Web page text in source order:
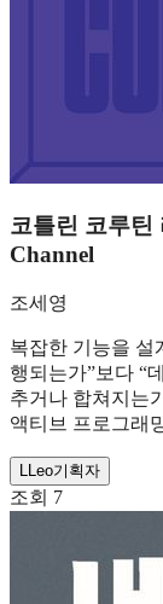
코틀린 코루틴
Channel
조세영
복잡한 기능을 설
행되는가”보다 “
추거나 합쳐지는
액티브 프로그래
Leo기획자
조회 7